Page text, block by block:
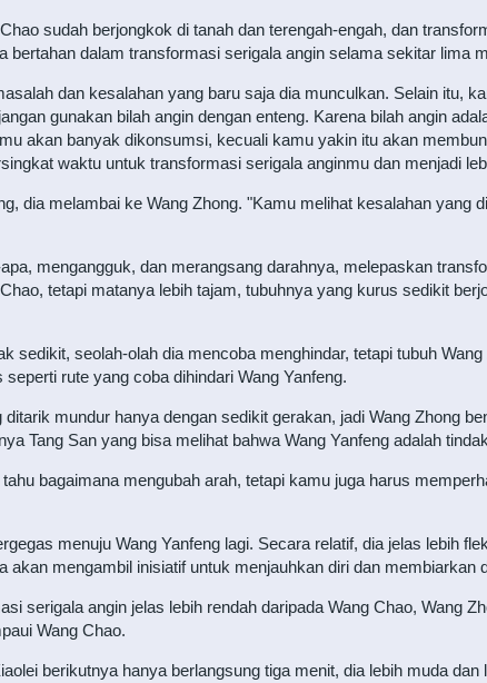
sudah berjongkok di tanah dan terengah-engah, dan
bertahan dalam transformasi serigala angin selama sekitar lima
dan kesalahan yang baru saja dia munculkan. Selain itu,
gunakan bilah angin dengan enteng. Karena bilah angin
akan banyak dikonsumsi, kecuali kamu yakin itu akan
waktu untuk transformasi serigala anginmu dan menjadi
dia melambai ke Wang Zhong. "Kamu melihat kesalahan yang
mengangguk, dan merangsang darahnya, melepaskan
tetapi matanya lebih tajam, tubuhnya yang kurus sedikit
sedikit, seolah-olah dia mencoba menghindar, tetapi tubuh
rute yang coba dihindari Wang Yanfeng.
mundur hanya dengan sedikit gerakan, jadi Wang Zhong
Tang San yang bisa melihat bahwa Wang Yanfeng adalah
bagaimana mengubah arah, tetapi kamu juga harus
menuju Wang Yanfeng lagi. Secara relatif, dia jelas lebih
akan mengambil inisiatif untuk menjauhkan diri dan membiarkan
serigala angin jelas lebih rendah daripada Wang Chao, Wang
Wang Chao.
berikutnya hanya berlangsung tiga menit, dia lebih muda